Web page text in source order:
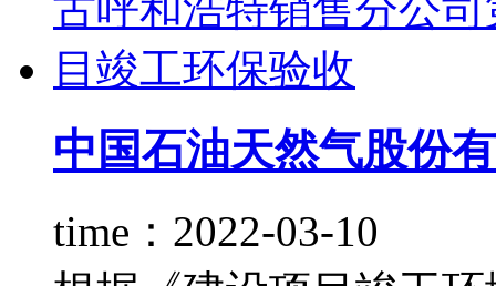
中国石油天然气股份
time：2022-03-10